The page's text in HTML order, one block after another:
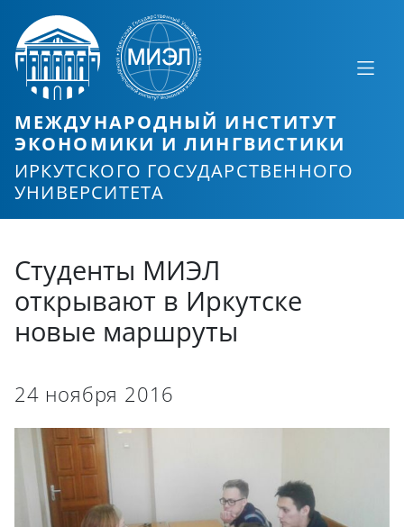
МЕЖДУНАРОДНЫЙ ИНСТИТУТ
ЭКОНОМИКИ И ЛИНГВИСТИКИ
ИРКУТСКОГО ГОСУДАРСТВЕННОГО
УНИВЕРСИТЕТА
Студенты МИЭЛ
открывают в Иркутске
новые маршруты
24 ноября 2016